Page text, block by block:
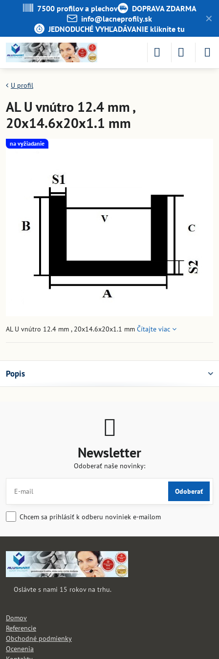
✕
7500 profilov a plechov
DOPRAVA ZDARMA
info​@lacneprofily​.sk
JEDNODUCHÉ VYHĽADÁVANIE kliknite tu
na vyžiadanie
U profil
AL U vnútro 12.4 mm ,
20x14.6x20x1.1 mm
AL U vnútro 12.4 mm , 20x14.6x20x1.1 mm Čítajte viac
Popis
Newsletter
Odoberať naše novinky:
Odoberať
Chcem sa prihlásiť k odberu noviniek e-mailom
Oslávte s nami 15 rokov na trhu.
Domov
Referencie
Obchodné podmienky
Ocenenia